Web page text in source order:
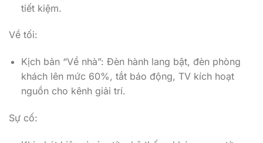
tiết kiệm.
Về tối:
Kịch bản “Về nhà”: Đèn hành lang bật, đèn phòng
khách lên mức 60%, tắt báo động, TV kích hoạt
nguồn cho kênh giải trí.
Sự cố: